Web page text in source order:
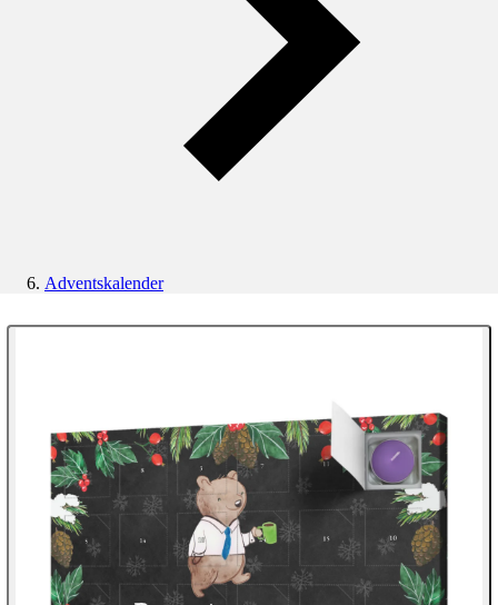
Adventskalender